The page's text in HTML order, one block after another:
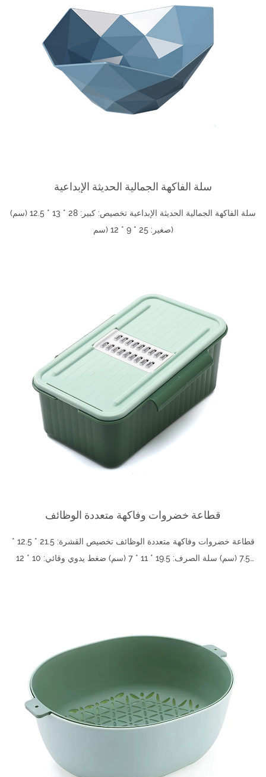
سلة الفاكهة الجمالية الحديثة الإبداعية
سلة الفاكهة الجمالية الحديثة الإبداعية تخصيص: كبير: 28 * 13 * 12.5 (سم)
صغير: 25 * 9 * 12 (سم)
قطاعة خضروات وفاكهة متعددة الوظائف
قطاعة خضروات وفاكهة متعددة الوظائف تخصيص القشرة: 21.5 * 12.5 *
7.5 (سم) سلة الصرف: 19.5 * 11 * 7 (سم) ضغط يدوي وقائي: 10 * 12